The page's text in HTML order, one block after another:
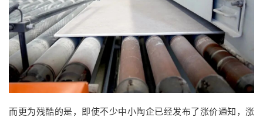
而更为残酷的是，即使不少中小陶企已经发布了涨价通知，涨